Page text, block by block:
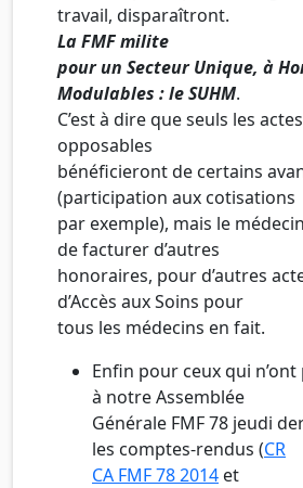
travail, disparaîtront.
La FMF milite
pour un Secteur Unique, à
Modulables : le SUHM.
C’est à dire que seuls les
opposables
bénéficieront de certains
(participation aux cotisations
par exemple), mais le
de facturer d’autres
honoraires, pour d’autres
d’Accès aux Soins pour
tous les médecins en fait.
Enfin pour ceux qui
à notre Assemblée
Générale FMF 78 jeudi
les comptes-rendus (CR
CA FMF 78 2014 et